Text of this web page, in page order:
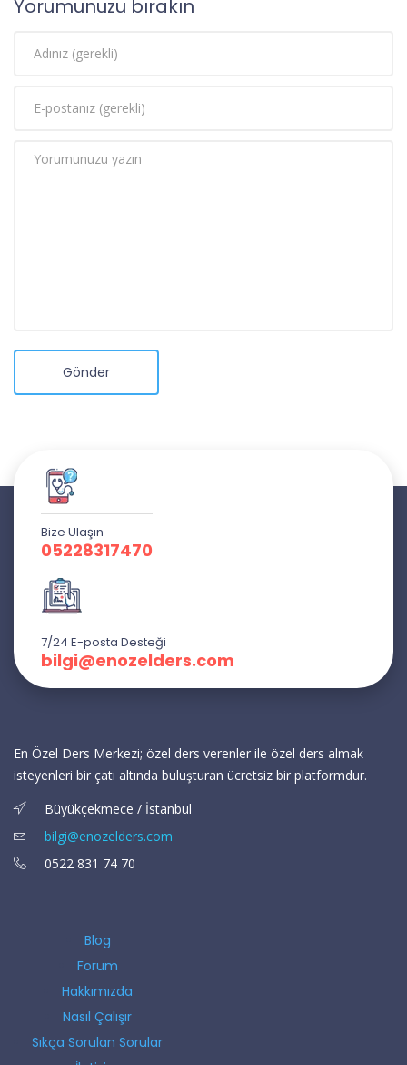
Yorumunuzu bırakın
Gönder
Bize Ulaşın
05228317470
7/24 E-posta Desteği
bilgi@enozelders.com
En Özel Ders Merkezi; özel ders verenler ile özel ders almak
isteyenleri bir çatı altında buluşturan ücretsiz bir platformdur.
Büyükçekmece / İstanbul
bilgi@enozelders.com
0522 831 74 70
Blog
Forum
Hakkımızda
Nasıl Çalışır
Sıkça Sorulan Sorular